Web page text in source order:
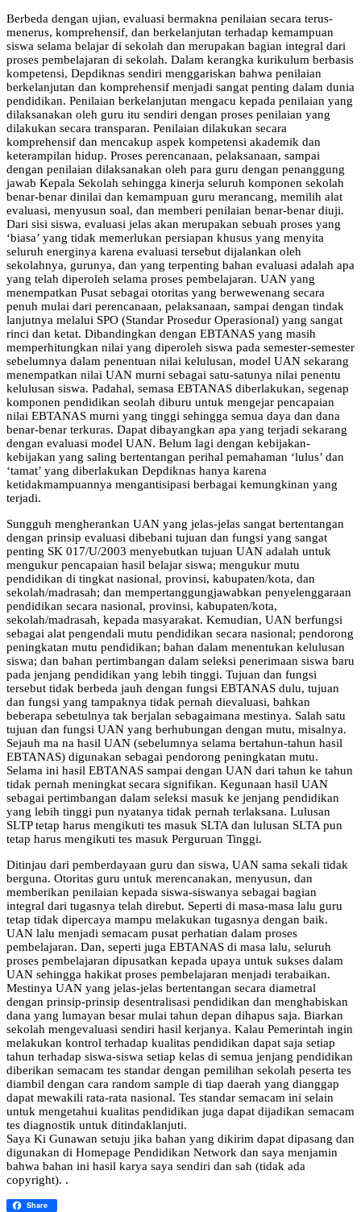
Berbeda dengan ujian, evaluasi bermakna penilaian secara terus-
menerus, komprehensif, dan berkelanjutan terhadap kemampuan
siswa selama belajar di sekolah dan merupakan bagian integral dari
proses pembelajaran di sekolah. Dalam kerangka kurikulum berbasis
kompetensi, Depdiknas sendiri menggariskan bahwa penilaian
berkelanjutan dan komprehensif menjadi sangat penting dalam dunia
pendidikan. Penilaian berkelanjutan mengacu kepada penilaian yang
dilaksanakan oleh guru itu sendiri dengan proses penilaian yang
dilakukan secara transparan. Penilaian dilakukan secara
komprehensif dan mencakup aspek kompetensi akademik dan
keterampilan hidup. Proses perencanaan, pelaksanaan, sampai
dengan penilaian dilaksanakan oleh para guru dengan penanggung
jawab Kepala Sekolah sehingga kinerja seluruh komponen sekolah
benar-benar dinilai dan kemampuan guru merancang, memilih alat
evaluasi, menyusun soal, dan memberi penilaian benar-benar diuji.
Dari sisi siswa, evaluasi jelas akan merupakan sebuah proses yang
‘biasa’ yang tidak memerlukan persiapan khusus yang menyita
seluruh energinya karena evaluasi tersebut dijalankan oleh
sekolahnya, gurunya, dan yang terpenting bahan evaluasi adalah apa
yang telah diperoleh selama proses pembelajaran. UAN yang
menempatkan Pusat sebagai otoritas yang berwewenang secara
penuh mulai dari perencanaan, pelaksanaan, sampai dengan tindak
lanjutnya melalui SPO (Standar Prosedur Operasional) yang sangat
rinci dan ketat. Dibandingkan dengan EBTANAS yang masih
memperhitungkan nilai yang diperoleh siswa pada semester-semester
sebelumnya dalam penentuan nilai kelulusan, model UAN sekarang
menempatkan nilai UAN murni sebagai satu-satunya nilai penentu
kelulusan siswa. Padahal, semasa EBTANAS diberlakukan, segenap
komponen pendidikan seolah diburu untuk mengejar pencapaian
nilai EBTANAS murni yang tinggi sehingga semua daya dan dana
benar-benar terkuras. Dapat dibayangkan apa yang terjadi sekarang
dengan evaluasi model UAN. Belum lagi dengan kebijakan-
kebijakan yang saling bertentangan perihal pemahaman ‘lulus’ dan
‘tamat’ yang diberlakukan Depdiknas hanya karena
ketidakmampuannya mengantisipasi berbagai kemungkinan yang
terjadi.
Sungguh mengherankan UAN yang jelas-jelas sangat bertentangan
dengan prinsip evaluasi dibebani tujuan dan fungsi yang sangat
penting SK 017/U/2003 menyebutkan tujuan UAN adalah untuk
mengukur pencapaian hasil belajar siswa; mengukur mutu
pendidikan di tingkat nasional, provinsi, kabupaten/kota, dan
sekolah/madrasah; dan mempertanggungjawabkan penyelenggaraan
pendidikan secara nasional, provinsi, kabupaten/kota,
sekolah/madrasah, kepada masyarakat. Kemudian, UAN berfungsi
sebagai alat pengendali mutu pendidikan secara nasional; pendorong
peningkatan mutu pendidikan; bahan dalam menentukan kelulusan
siswa; dan bahan pertimbangan dalam seleksi penerimaan siswa baru
pada jenjang pendidikan yang lebih tinggi. Tujuan dan fungsi
tersebut tidak berbeda jauh dengan fungsi EBTANAS dulu, tujuan
dan fungsi yang tampaknya tidak pernah dievaluasi, bahkan
beberapa sebetulnya tak berjalan sebagaimana mestinya. Salah satu
tujuan dan fungsi UAN yang berhubungan dengan mutu, misalnya.
Sejauh ma na hasil UAN (sebelumnya selama bertahun-tahun hasil
EBTANAS) digunakan sebagai pendorong peningkatan mutu.
Selama ini hasil EBTANAS sampai dengan UAN dari tahun ke tahun
tidak pernah meningkat secara signifikan. Kegunaan hasil UAN
sebagai pertimbangan dalam seleksi masuk ke jenjang pendidikan
yang lebih tinggi pun nyatanya tidak pernah terlaksana. Lulusan
SLTP tetap harus mengikuti tes masuk SLTA dan lulusan SLTA pun
tetap harus mengikuti tes masuk Perguruan Tinggi.
Ditinjau dari pemberdayaan guru dan siswa, UAN sama sekali tidak
berguna. Otoritas guru untuk merencanakan, menyusun, dan
memberikan penilaian kepada siswa-siswanya sebagai bagian
integral dari tugasnya telah direbut. Seperti di masa-masa lalu guru
tetap tidak dipercaya mampu melakukan tugasnya dengan baik.
UAN lalu menjadi semacam pusat perhatian dalam proses
pembelajaran. Dan, seperti juga EBTANAS di masa lalu, seluruh
proses pembelajaran dipusatkan kepada upaya untuk sukses dalam
UAN sehingga hakikat proses pembelajaran menjadi terabaikan.
Mestinya UAN yang jelas-jelas bertentangan secara diametral
dengan prinsip-prinsip desentralisasi pendidikan dan menghabiskan
dana yang lumayan besar mulai tahun depan dihapus saja. Biarkan
sekolah mengevaluasi sendiri hasil kerjanya. Kalau Pemerintah ingin
melakukan kontrol terhadap kualitas pendidikan dapat saja setiap
tahun terhadap siswa-siswa setiap kelas di semua jenjang pendidikan
diberikan semacam tes standar dengan pemilihan sekolah peserta tes
diambil dengan cara random sample di tiap daerah yang dianggap
dapat mewakili rata-rata nasional. Tes standar semacam ini selain
untuk mengetahui kualitas pendidikan juga dapat dijadikan semacam
tes diagnostik untuk ditindaklanjuti.
Saya Ki Gunawan setuju jika bahan yang dikirim dapat dipasang dan
digunakan di Homepage Pendidikan Network dan saya menjamin
bahwa bahan ini hasil karya saya sendiri dan sah (tidak ada
copyright). .
Share